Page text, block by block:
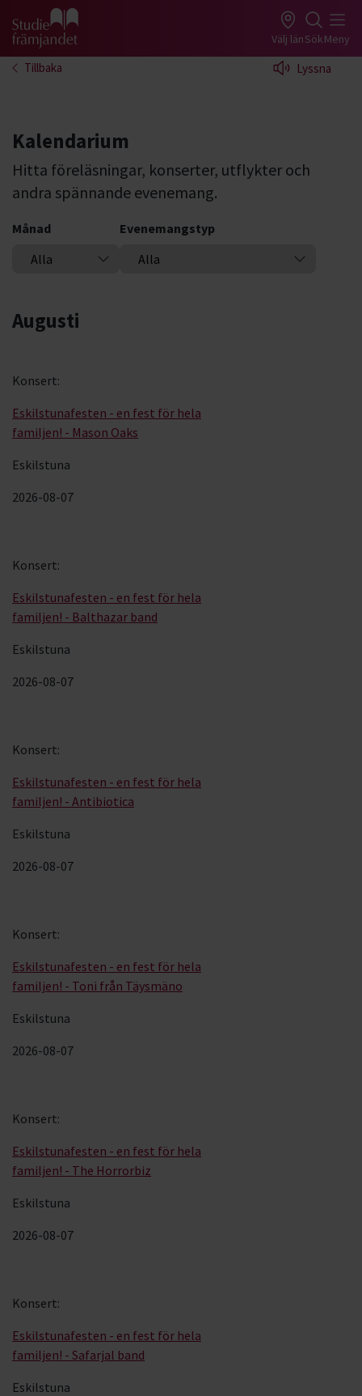
Gå till studiefrämjandets startsida Välj länSökMeny
Tillbaka Lyssna
Kalendarium
Hitta föreläsningar, konserter, utflykter och
andra spännande evenemang.
Månad Evenemangstyp
Augusti
Eskilstunafesten - en fest för hela
familjen! - Mason Oaks
Eskilstuna
2026-08-07
Konsert:
Eskilstunafesten - en fest för hela
familjen! - Balthazar band
Eskilstuna
2026-08-07
Konsert:
Eskilstunafesten - en fest för hela
familjen! - Antibiotica
Eskilstuna
2026-08-07
Konsert:
Eskilstunafesten - en fest för hela
familjen! - Toni från Täysmäno
Eskilstuna
2026-08-07
Konsert:
Eskilstunafesten - en fest för hela
familjen! - The Horrorbiz
Eskilstuna
2026-08-07
Konsert:
Eskilstunafesten - en fest för hela
familjen! - Safarjal band
Eskilstuna
Konsert: